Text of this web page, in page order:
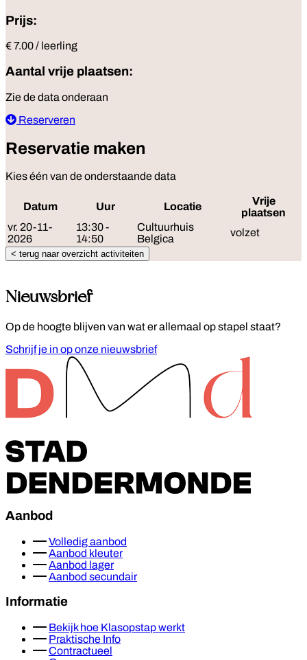
Prijs:
€ 7.00 / leerling
Aantal vrije plaatsen:
Zie de data onderaan
Reserveren
Reservatie maken
Kies één van de onderstaande data
Datum Uur Locatie
Vrije
plaatsen
vr. 20-11-
2026
13:30 -
14:50
Cultuurhuis
Belgica
volzet
< terug naar overzicht activiteiten
Nieuwsbrief
Op de hoogte blijven van wat er allemaal op stapel staat?
Schrijf je in op onze nieuwsbrief
Aanbod
Volledig aanbod
Aanbod kleuter
Aanbod lager
Aanbod secundair
Informatie
Bekijk hoe Klasopstap werkt
Praktische Info
Contractueel